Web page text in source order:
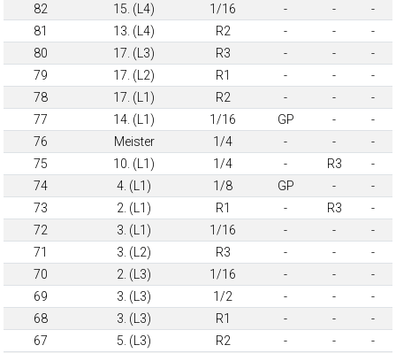
82
15. (L4) 1/16 - -
-
81
13. (L4) R2 - -
-
80
17. (L3) R3 - -
-
79
17. (L2) R1 - -
-
78
17. (L1) R2 - -
-
77
14. (L1) 1/16 GP -
-
76
Meister 1/4 - -
-
75
10. (L1) 1/4 - R3
-
74
4. (L1) 1/8 GP -
-
73
2. (L1) R1 - R3
-
72
3. (L1) 1/16 - -
-
71
3. (L2) R3 - -
-
70
2. (L3) 1/16 - -
-
69
3. (L3) 1/2 - -
-
68
3. (L3) R1 - -
-
67
5. (L3) R2 - -
-